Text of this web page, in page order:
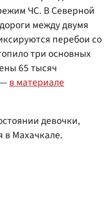
ЧС. В Северной
между двумя
перебои со
три основных
65 тысяч
в материале
девочки,
в Махачкале.